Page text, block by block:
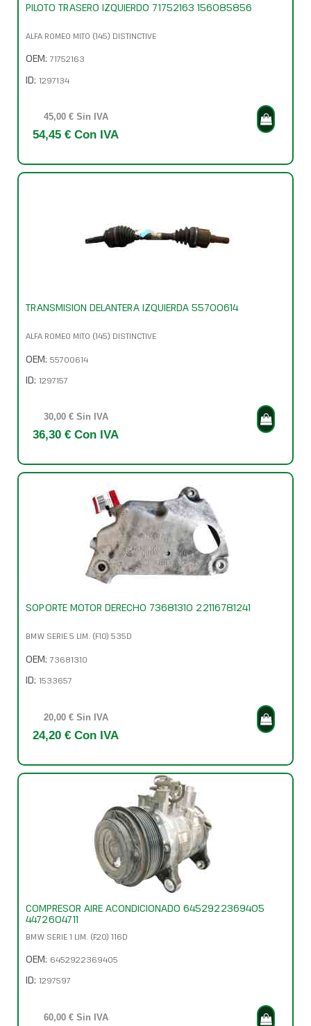
PILOTO TRASERO IZQUIERDO 71752163 156085856
ALFA ROMEO MITO (145) DISTINCTIVE
OEM: 71752163
ID: 1297134
45,00 € Sin IVA
54,45 € Con IVA
TRANSMISION DELANTERA IZQUIERDA 55700614
ALFA ROMEO MITO (145) DISTINCTIVE
OEM: 55700614
ID: 1297157
30,00 € Sin IVA
36,30 € Con IVA
SOPORTE MOTOR DERECHO 73681310 22116781241
BMW SERIE 5 LIM. (F10) 535D
OEM: 73681310
ID: 1533657
20,00 € Sin IVA
24,20 € Con IVA
COMPRESOR AIRE ACONDICIONADO 6452922369405
4472604711
BMW SERIE 1 LIM. (F20) 116D
OEM: 6452922369405
ID: 1297597
60,00 € Sin IVA